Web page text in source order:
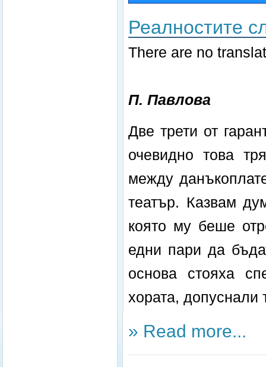
Реалностите
There are no
П. Павлова
Две трети от
очевидно това
между
театър. Казвам
която му беше
едни пари да
основа стояха
хората, допуснали
» Read more...